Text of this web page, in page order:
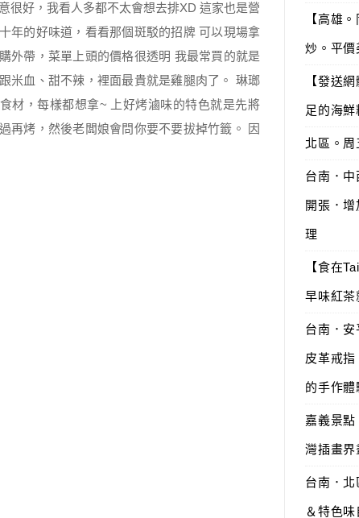
很好，我看人多都不太會想去排XD 這家也是營
年的好味道，看看那個斑駁的招牌 可以現場拿
外帶，菜單上頭的價格很透明 我最常買的就是
米血、甜不辣，裡面最貴就是雞腿肉了。 琳瑯
材，每樣都想拿~ 上好烤滷味的特色就是先將
再烤，然後老闆娘會問你要不要拔掉竹籤。 因
【高雄
炒。平價
【發送
足的海
北區。
台南．
開張．
理
【食在
早味紅茶
台南．
皮革戒
的手作體
嘉義景
灣插畫界
台南．
＆特色